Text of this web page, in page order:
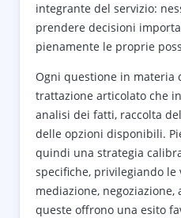
integrante del servizio:
prendere decisioni
pienamente le proprie
Ogni questione in materia
trattazione articolato che
analisi dei fatti, raccolta
delle opzioni disponibili.
quindi una strategia
specifiche, privilegiando
mediazione,
queste offrono una esito